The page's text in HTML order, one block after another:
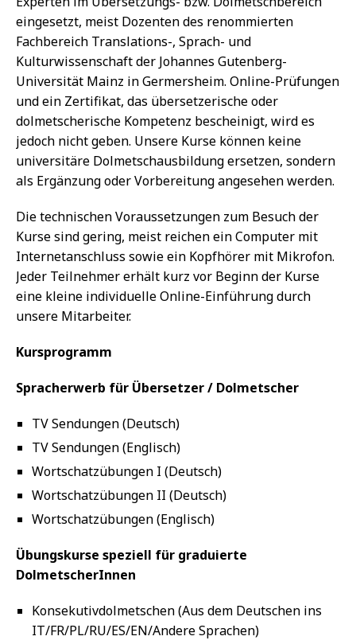
eingesetzt, meist Dozenten des renommierten
Fachbereich Translations-, Sprach- und
Kulturwissenschaft der Johannes Gutenberg-
Universität Mainz in Germersheim. Online-Prüfungen
und ein Zertifikat, das übersetzerische oder
dolmetscherische Kompetenz bescheinigt, wird es
jedoch nicht geben. Unsere Kurse können keine
universitäre Dolmetschausbildung ersetzen, sondern
als Ergänzung oder Vorbereitung angesehen werden.
Die technischen Voraussetzungen zum Besuch der
Kurse sind gering, meist reichen ein Computer mit
Internetanschluss sowie ein Kopfhörer mit Mikrofon.
Jeder Teilnehmer erhält kurz vor Beginn der Kurse
eine kleine individuelle Online-Einführung durch
unsere Mitarbeiter.
Kursprogramm
Spracherwerb für Übersetzer / Dolmetscher
TV Sendungen (Deutsch)
TV Sendungen (Englisch)
Wortschatzübungen I (Deutsch)
Wortschatzübungen II (Deutsch)
Wortschatzübungen (Englisch)
Übungskurse speziell für graduierte
DolmetscherInnen
Konsekutivdolmetschen (Aus dem Deutschen ins
IT/FR/PL/RU/ES/EN/Andere Sprachen)